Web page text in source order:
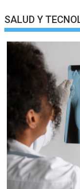
SALUD Y